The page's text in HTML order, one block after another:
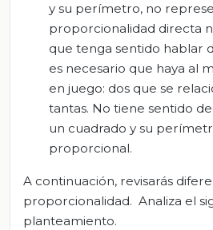
y su perímetro, no
proporcionalidad directa
que tenga sentido hablar
es necesario que haya al
en juego: dos que se
tantas. No tiene sentido
un cuadrado y su
proporcional.
A continuación, revisarás
proporcionalidad. Analiza el
planteamiento.